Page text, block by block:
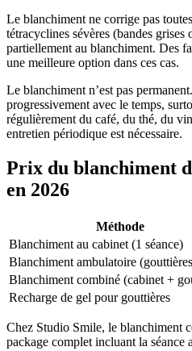
Le blanchiment ne corrige pas
tétracyclines sévères (bandes grises
partiellement au blanchiment. Des
une meilleure option dans ces cas.
Le blanchiment n’est pas
progressivement avec le temps,
régulièrement du café, du thé, du
entretien périodique est nécessaire.
Prix du blanchiment
en 2026
Méthode
Blanchiment au cabinet (1 séance)
Blanchiment ambulatoire
Blanchiment combiné (cabinet +
Recharge de gel pour gouttières
Chez Studio Smile, le blanchiment
package complet incluant la séance